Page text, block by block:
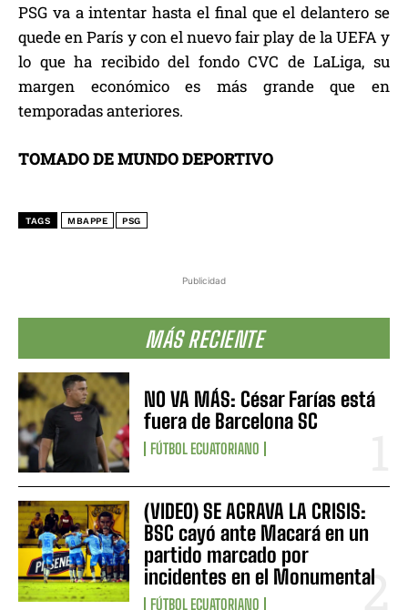
Publicidad
MÁS RECIENTE
NO VA MÁS: César Farías está
fuera de Barcelona SC
FÚTBOL ECUATORIANO
(VIDEO) SE AGRAVA LA CRISIS:
BSC cayó ante Macará en un
partido marcado por
incidentes en el Monumental
FÚTBOL ECUATORIANO
PSG va a intentar hasta el final que el delantero se
quede en París y con el nuevo fair play de la UEFA y
lo que ha recibido del fondo CVC de LaLiga, su
margen económico es más grande que en
temporadas anteriores.
TOMADO DE MUNDO DEPORTIVO
TAGS MBAPPE PSG